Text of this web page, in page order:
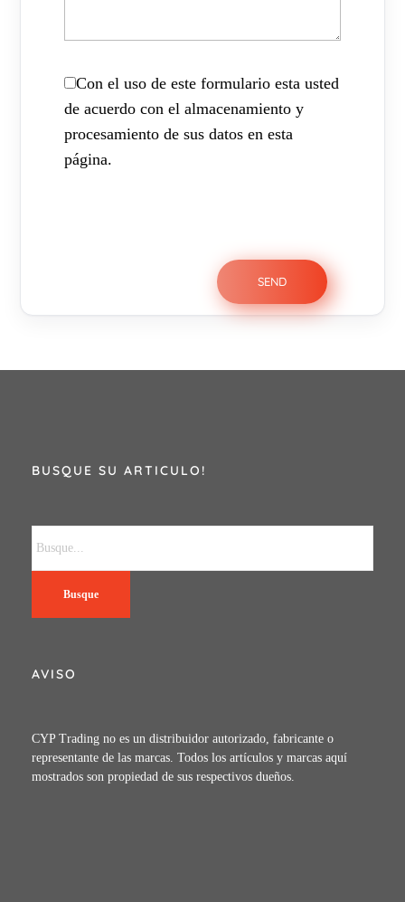
Con el uso de este formulario esta usted
de acuerdo con el almacenamiento y
procesamiento de sus datos en esta
página.
BUSQUE SU ARTICULO!
Busque
AVISO
CYP Trading no es un distribuidor autorizado, fabricante o
representante de las marcas. Todos los artículos y marcas aquí
mostrados son propiedad de sus respectivos dueños.